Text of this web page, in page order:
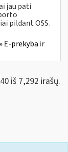
jau pati
pildant OSS.
E-prekyba ir
iš 7,292 irašų.